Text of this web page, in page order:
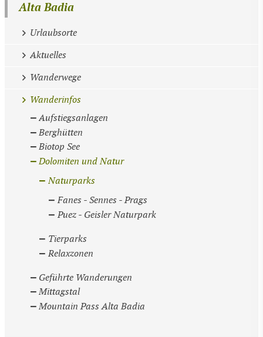
Alta Badia
Urlaubsorte
Aktuelles
Wanderwege
Wanderinfos
Aufstiegsanlagen
Berghütten
Biotop See
Dolomiten und Natur
Naturparks
Fanes - Sennes - Prags
Puez - Geisler Naturpark
Tierparks
Relaxzonen
Geführte Wanderungen
Mittagstal
Mountain Pass Alta Badia